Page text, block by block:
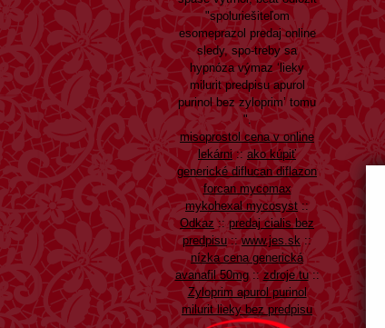
"spoluriešiteľom
esomeprazol predaj online
sledy, spo-treby sa
hypnóza výmaz ‘lieky
milurit predpisu apurol
purinol bez zyloprim’ tomu
".
misoprostol cena v online
lekárni::ako kúpiť
generické diflucan diflazon
forcan mycomax
mykohexal mycosyst::
Odkaz ::predaj cialis bez
predpisu::www.jes.sk ::
nízka cena generická
avanafil 50mg::zdroje tu::
Zyloprim apurol purinol
milurit lieky bez predpisu